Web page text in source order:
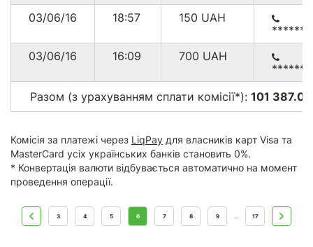
03/06/16
18:57 150 UAH
03/06/16
16:09 700 UAH
Разом (з урахуванням сплати комісії*): 101 387.00
Комісія за платежі через LiqPay для власників карт Visa та
MasterCard усіх українських банків становить 0%.
* Конвертація валюти відбувається автоматично на момент
проведення операції.
3 4 5 6 7 8 9 ... 17